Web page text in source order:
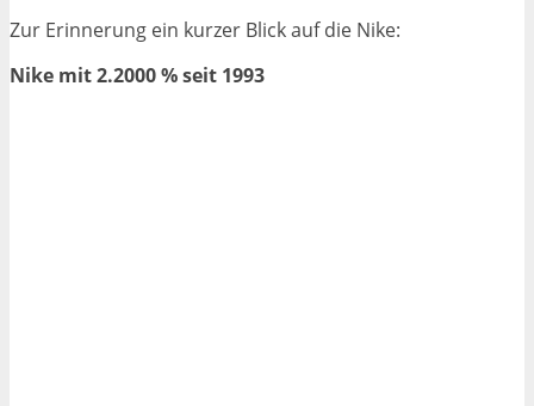
Zur Erinnerung ein kurzer Blick auf die Nike:
Nike mit 2.2000 % seit 1993